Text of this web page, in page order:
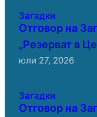
Загадки
Отговор на
„Резерват в
юли 27, 2026
Загадки
Отговор на